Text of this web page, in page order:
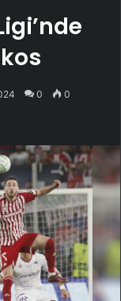
0 0